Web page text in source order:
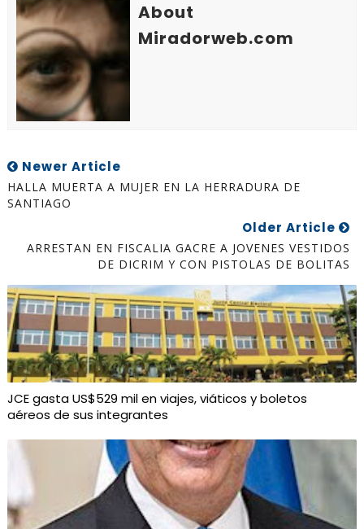
About
Miradorweb.com
Newer Article
HALLA MUERTA A MUJER EN LA HERRADURA DE
SANTIAGO
Older Article
ARRESTAN EN FISCALIA GACRE A JOVENES VESTIDOS
DE DICRIM Y CON PISTOLAS DE BOLITAS
JCE gasta US$529 mil en viajes, viáticos y boletos
aéreos de sus integrantes